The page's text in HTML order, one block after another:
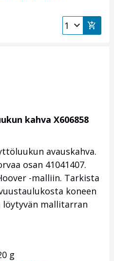
kahva X606858
avauskahva.
osan 41041407.
-malliin. Tarkista
koneen
mallitarran
g